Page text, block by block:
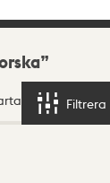
Filtrera